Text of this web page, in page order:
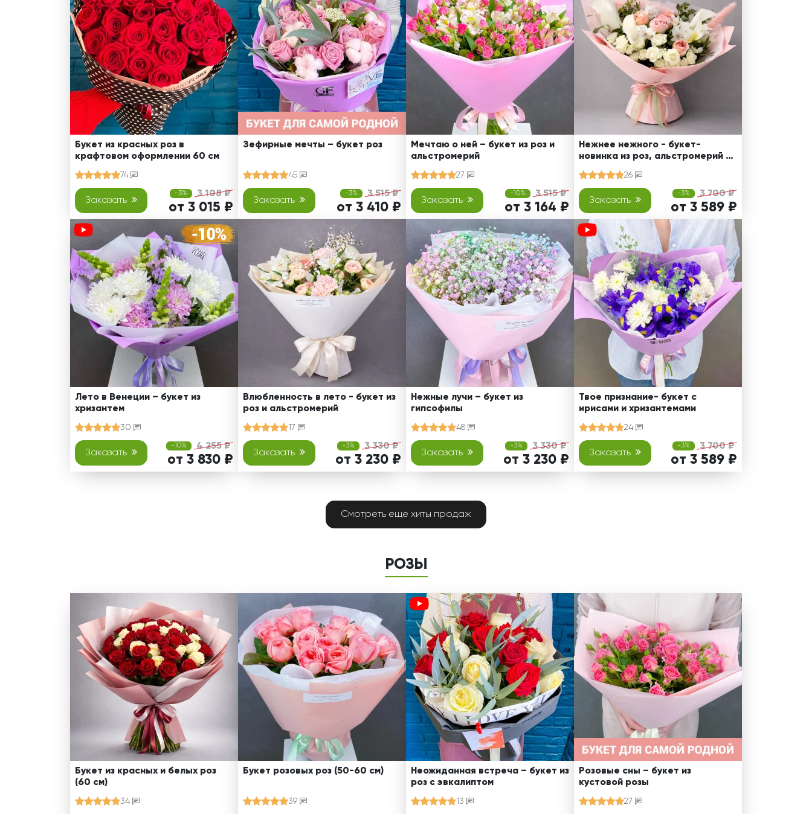
Розы поштучно
5 роз
7 роз
11 роз
15 роз
25 роз
51 роза
101 роза
Розы Гран-При
Корзины с розами
Кустовые розы
Миксы из роз
Сердца из роз
Монобукеты
Разноцветные
Эксклюзивные букеты
Смешанные
Хризантемы
Эустома
Свадьба
Свидание
Спасибо!
Юбилей
Подруге
Сестре
Брату
Врачу
Коллеге
Бабушке
Дедушке
Букет из красных роз в
крафтовом оформлении 60 см
74
Заказать
-3% 3 108 ₽
от 3 015 ₽
Зефирные мечты – букет роз
45
Заказать
-3% 3 515 ₽
от 3 410 ₽
Мечтаю о ней – букет из роз и
альстромерий
27
Заказать
-10% 3 515 ₽
от 3 164 ₽
Нежнее нежного - букет-
новинка из роз, альстромерий и
26
Заказать
-3% 3 700 ₽
от 3 589 ₽
Лето в Венеции – букет из
хризантем
30
Заказать
-10% 4 255 ₽
от 3 830 ₽
Влюбленность в лето - букет из
роз и альстромерий
17
Заказать
-3% 3 330 ₽
от 3 230 ₽
Нежные лучи – букет из
гипсофилы
48
Заказать
-3% 3 330 ₽
от 3 230 ₽
Твое признание- букет с
ирисами и хризантемами
24
Заказать
-3% 3 700 ₽
от 3 589 ₽
Смотреть еще хиты продаж
РОЗЫ
Букет из красных и белых роз
(60 см)
34
Букет розовых роз (50-60 см)
39
Неожиданная встреча – букет из
роз с эвкалиптом
13
Розовые сны – букет из
кустовой розы
27